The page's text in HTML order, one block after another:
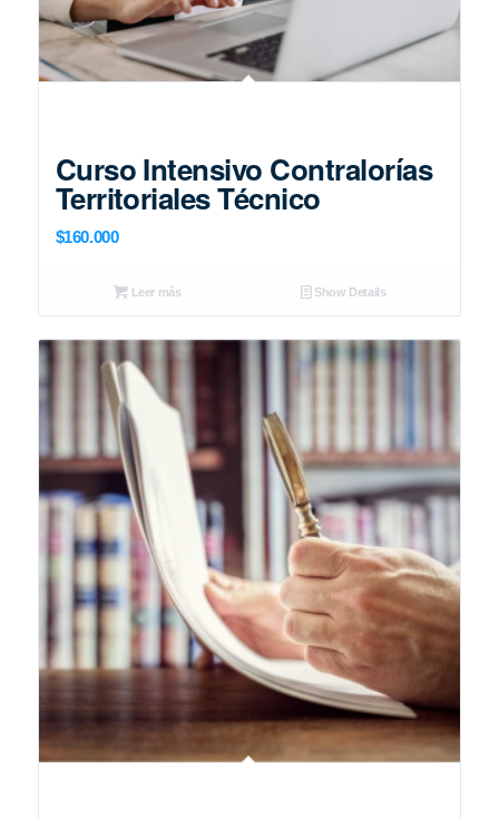
Curso Intensivo Contralorías
Territoriales Técnico
$160.000
Leer más Show Details